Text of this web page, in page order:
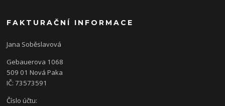
FAKTURAČNÍ INFORMACE
Jana Soběslavová
Gebauerova 1068
509 01 Nová Paka
IČ: 73573591
Číslo účtu: